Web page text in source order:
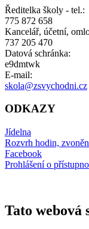
Ředitelka školy - tel.:
775 872 658
Kancelář, účetní,
737 205 470
Datová schránka:
e9dmtwk
E-mail:
skola@zsvychodni.cz
ODKAZY
Jídelna
Rozvrh hodin,
Facebook
Prohlášení o
Tato webová